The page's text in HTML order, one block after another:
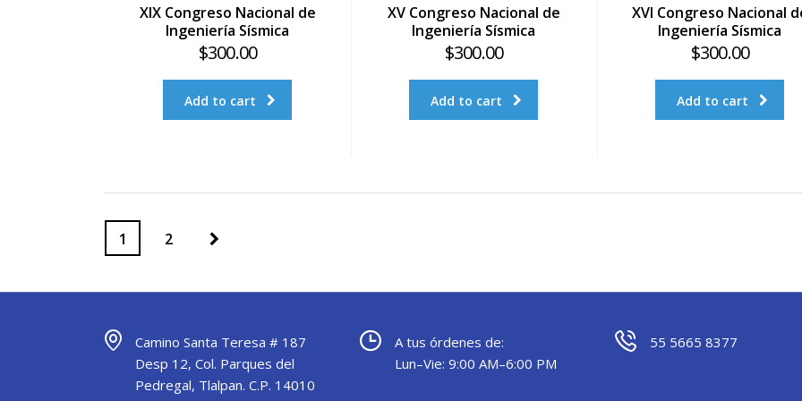
XIX Congreso Nacional de
Ingeniería Sísmica
$300.00
Add to cart
XV Congreso Nacional de
Ingeniería Sísmica
$300.00
Add to cart
XVI Congreso Nacional
Ingeniería Sísmica
$300.00
Add to cart
1 2
Camino Santa Teresa # 187
Desp 12, Col. Parques del
Pedregal, Tlalpan. C.P. 14010
A tus órdenes de:
Lun–Vie: 9:00 AM–6:00 PM
55 5665 8377